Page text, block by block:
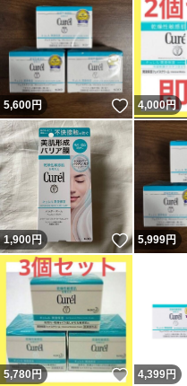
5,600円 いいね！
4,000円
1,900円 いいね！
5,999円
5,780円 いいね！
4,399円